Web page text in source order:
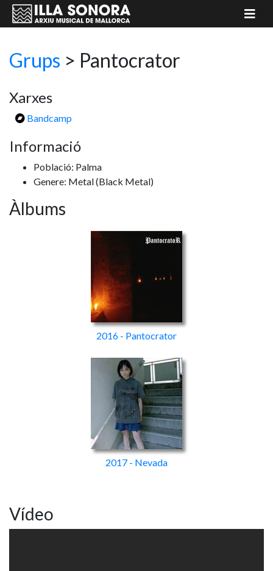
Grups > Pantocrator
Xarxes
Bandcamp
Informació
Població: Palma
Genere: Metal(Black Metal)
Àlbums
2016 - Pantocrator
2017 - Nevada
Vídeo